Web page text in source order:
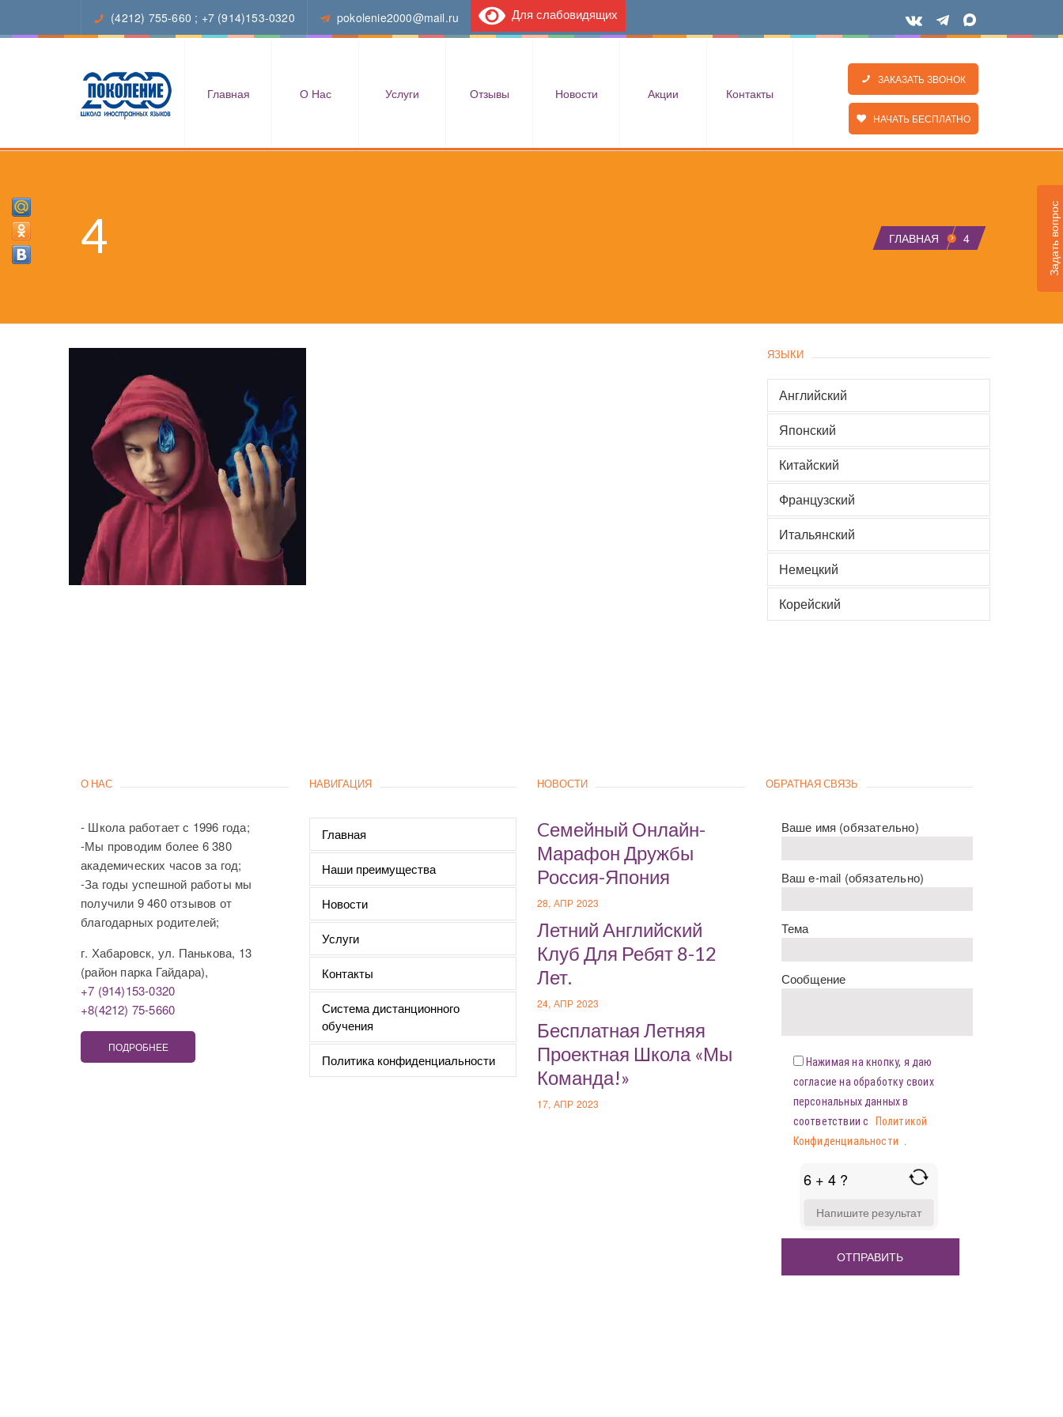
(4212) 755-660 ; +7 (914)153-0320 pokolenie2000@mail.ru Для слабовидящих
Главная О Нас Услуги Отзывы Новости Акции Контакты
ЗАКАЗАТЬ ЗВОНОК
НАЧАТЬ БЕСПЛАТНО
4 ГЛАВНАЯ 4
ЯЗЫКИ
Английский
Японский
Китайский
Французский
Итальянский
Немецкий
Корейский
О НАС
- Школа работает с 1996 года;
-Мы проводим более 6 380
академических часов за год;
-За годы успешной работы мы
получили 9 460 отзывов от
благодарных родителей;
г. Хабаровск, ул. Панькова, 13
(район парка Гайдара),
+7 (914)153-0320
+8(4212) 75-5660
ПОДРОБНЕЕ
НАВИГАЦИЯ
Главная
Наши преимущества
Новости
Услуги
Контакты
Система дистанционного
обучения
Политика конфиденциальности
НОВОСТИ
Cемейный Онлайн-
Марафон Дружбы
Россия-Япония
28, АПР 2023
Летний Английский
Клуб Для Ребят 8-12
Лет.
24, АПР 2023
Бесплатная Летняя
Проектная Школа «Мы
Команда!»
17, АПР 2023
ОБРАТНАЯ СВЯЗЬ
Ваше имя (обязательно)
Ваш e-mail (обязательно)
Тема
Сообщение
Нажимая на кнопку, я даю
согласие на обработку своих
персональных данных в
соответствии с
Политикой
Конфиденциальности
6 + 4 ?
FOR
Задать вопрос